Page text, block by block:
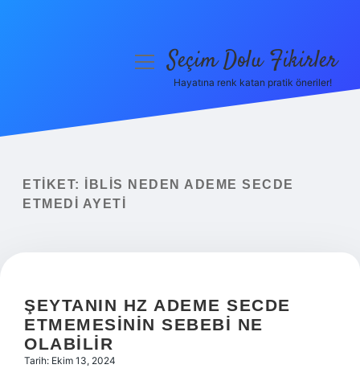
Yasal Uyarı
menüyüSeçim Dolu Fikirler
Hayatına renk katan pratik öneriler!
ETIKET:
İBLIS NEDEN ADEME SECDE
ETMEDI AYETI
ŞEYTANIN HZ ADEME SECDE
ETMEMESININ SEBEBI NE
OLABILIR
Tarih: Ekim 13, 2024